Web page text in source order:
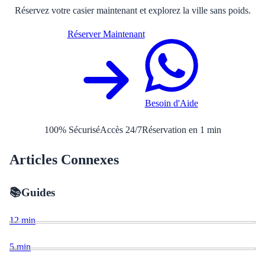
Réservez votre casier maintenant et explorez la ville sans poids.
Réserver Maintenant
Besoin d'Aide
100% SécuriséAccès 24/7Réservation en 1 min
Articles Connexes
📚Guides
12min
5min